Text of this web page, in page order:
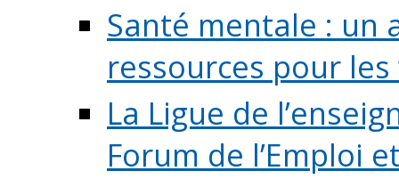
Santé mentale : un
ressources pour
La Ligue de
Forum de l’Emploi